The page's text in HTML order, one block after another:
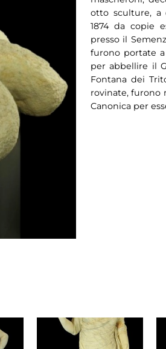
otto sculture, a
1874 da copie
presso il
furono portate
per abbellire il
Fontana dei
rovinate, furono
Canonica per